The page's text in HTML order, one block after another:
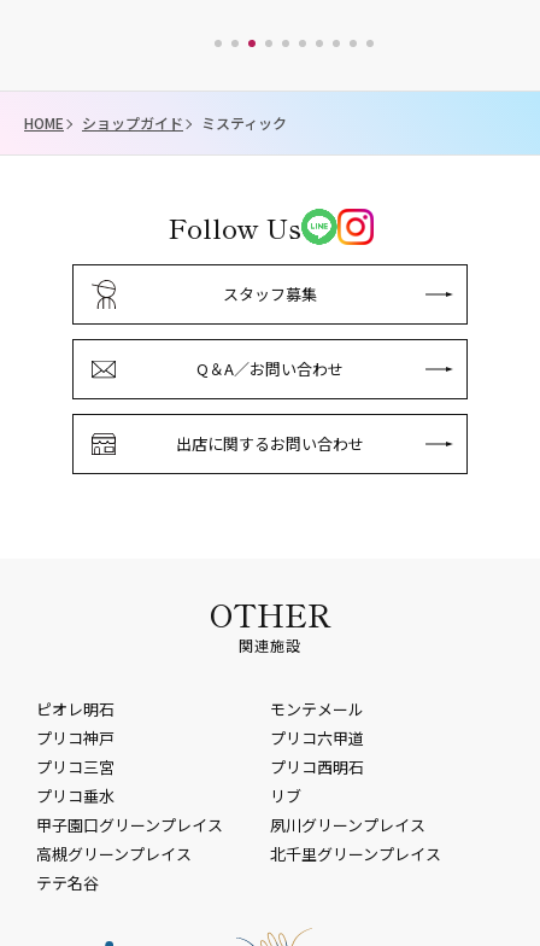
HOME ショップガイド ミスティック
Follow Us
スタッフ募集
Q＆A／お問い合わせ
出店に関するお問い合わせ
OTHER
関連施設
ピオレ明石
モンテメール
プリコ神戸
プリコ六甲道
プリコ三宮
プリコ西明石
プリコ垂水
リブ
甲子園口グリーンプレイス
夙川グリーンプレイス
高槻グリーンプレイス
北千里グリーンプレイス
テテ名谷